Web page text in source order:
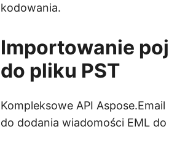
kodowania.
Importowanie
do pliku PST
Kompleksowe API
do dodania wiadomości EML do